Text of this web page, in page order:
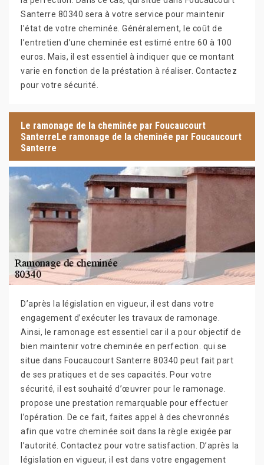
Santerre 80340 sera à votre service pour maintenir
l’état de votre cheminée. Généralement, le coût de
l’entretien d’une cheminée est estimé entre 60 à 100
euros. Mais, il est essentiel à indiquer que ce montant
varie en fonction de la préstation à réaliser. Contactez
pour votre sécurité.
Le ramonage de la cheminée par Foucaucourt
SanterreLe ramonage de la cheminée par Foucaucourt
Santerre
D’après la législation en vigueur, il est dans votre
engagement d’exécuter les travaux de ramonage.
Ainsi, le ramonage est essentiel car il a pour objectif de
bien maintenir votre cheminée en perfection. qui se
situe dans Foucaucourt Santerre 80340 peut fait part
de ses pratiques et de ses capacités. Pour votre
sécurité, il est souhaité d’œuvrer pour le ramonage.
propose une prestation remarquable pour effectuer
l’opération. De ce fait, faites appel à des chevronnés
afin que votre cheminée soit dans la règle exigée par
l’autorité. Contactez pour votre satisfaction. D’après la
législation en vigueur, il est dans votre engagement